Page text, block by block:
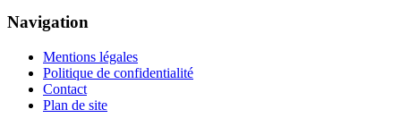
Navigation
Mentions légales
Politique de confidentialité
Contact
Plan de site